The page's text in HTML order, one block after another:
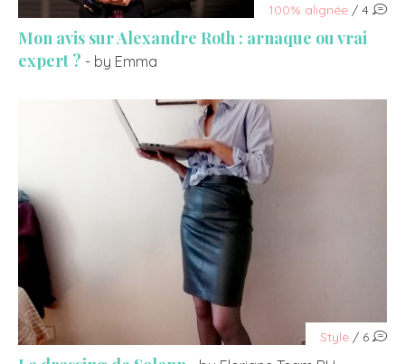
100% alignée / 4
Mon avis sur Alexandre Roth : arnaque ou vrai
expert ? - by Emma
Style / 6